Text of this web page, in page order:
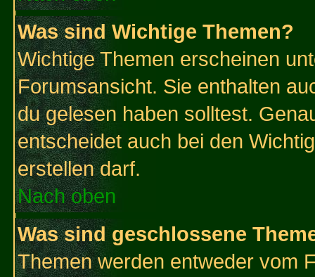
Was sind Wichtige Themen?
Wichtige Themen erscheinen
Forumsansicht. Sie enthalten
du gelesen haben solltest.
entscheidet auch bei den
erstellen darf.
Nach oben
Was sind geschlossene
Themen werden entweder vom